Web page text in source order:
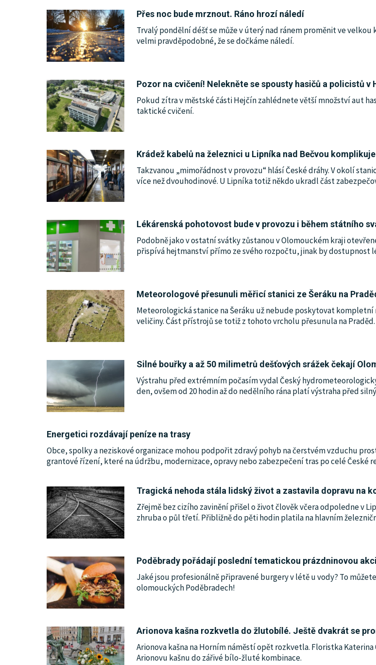
KULTURA
SPOLEČNOST
MHD
INZERCE
ARCHIV
Přes noc bude mrznout. Ráno hrozí náledí
Trvalý pondělní déšť se může v úterý nad ránem proměnit ve
velmi pravděpodobné, že se dočkáme náledí.
Pozor na cvičení! Nelekněte se spousty hasičů a policistů v
Pokud zítra v městské části Hejčín zahlédnete větší množství aut
taktické cvičení.
Krádež kabelů na železnici u Lipníka nad Bečvou
Takzvanou „mimořádnost v provozu“ hlásí České dráhy. V okolí
více než dvouhodinové. U Lipníka totiž někdo ukradl část
Lékárenská pohotovost bude v provozu i během státního
Podobně jako v ostatní svátky zůstanou v Olomouckém kraji
přispívá hejtmanství přímo ze svého rozpočtu, jinak by dostupnost
Meteorologové přesunuli měřicí stanici ze Šeráku na
Meteorologická stanice na Šeráku už nebude poskytovat
veličiny. Část přístrojů se totiž z tohoto vrcholu přesunula na Praděd.
Silné bouřky a až 50 milimetrů dešťových srážek čekají
Výstrahu před extrémním počasím vydal Český
den, ovšem od 20 hodin až do nedělního rána platí výstraha před
Energetici rozdávají peníze na trasy
Obce, spolky a neziskové organizace mohou podpořit zdravý pohyb na čerstvém vzduchu
grantové řízení, které na údržbu, modernizace, opravy nebo zabezpečení tras po celé České
Tragická nehoda stála lidský život a zastavila dopravu na
Zřejmě bez cizího zavinění přišel o život člověk včera odpoledne v
zhruba o půl třetí. Přibližně do pěti hodin platila na hlavním
Poděbrady pořádají poslední tematickou prázdninovou
Jaké jsou profesionálně připravené burgery v létě u vody? To
olomouckých Poděbradech!
Arionova kašna rozkvetla do žlutobílé. Ještě dvakrát se
Arionova kašna na Horním náměstí opět rozkvetla. Floristka
Arionovu kašnu do zářivé bílo-žluté kombinace.